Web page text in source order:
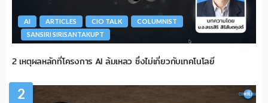
AI ARTICLES CIO TALK
COLUMNIST
SANSIRI SIRISANTAKUPT
2 เหตุผลหลักที่โครงการ AI ล้มเหลว ซึ่งไม่เกี่ยวกับเทคโนโลยี
2